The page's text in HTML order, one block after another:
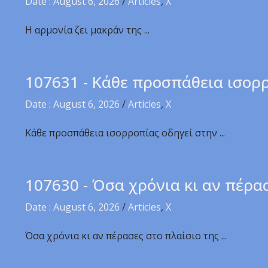
Η αρμονία ζει μακράν της ...
107631 - Κάθε προσπάθεια
Date : August 6, 2026 /Articles, X
Κάθε προσπάθεια ισορροπίας οδηγεί στην ...
107630 - Όσα χρόνια κι αν
Date : August 6, 2026 /Articles, X
Όσα χρόνια κι αν πέρασες στο πλαίσιο της ...